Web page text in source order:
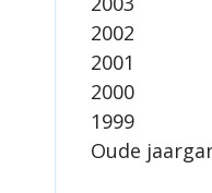
2002
2001
2000
1999
Oude